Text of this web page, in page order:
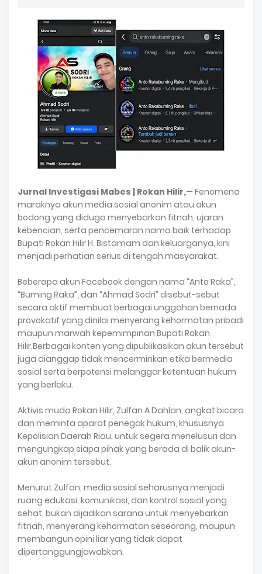
Jurnal Investigasi Mabes | Rokan Hilir,— Fenomena
maraknya akun media sosial anonim atau akun
bodong yang diduga menyebarkan fitnah, ujaran
kebencian, serta pencemaran nama baik terhadap
Bupati Rokan Hilir H. Bistamam dan keluarganya, kini
menjadi perhatian serius di tengah masyarakat.
Beberapa akun Facebook dengan nama “Anto Raka”,
“Buming Raka”, dan “Ahmad Sodri” disebut-sebut
secara aktif membuat berbagai unggahan bernada
provokatif yang dinilai menyerang kehormatan pribadi
maupun marwah kepemimpinan Bupati Rokan
Hilir.Berbagai konten yang dipublikasikan akun tersebut
juga dianggap tidak mencerminkan etika bermedia
sosial serta berpotensi melanggar ketentuan hukum
yang berlaku.
Aktivis muda Rokan Hilir, Zulfan A Dahlan, angkat bicara
dan meminta aparat penegak hukum, khususnya
Kepolisian Daerah Riau, untuk segera menelusuri dan
mengungkap siapa pihak yang berada di balik akun-
akun anonim tersebut.
Menurut Zulfan, media sosial seharusnya menjadi
ruang edukasi, komunikasi, dan kontrol sosial yang
sehat, bukan dijadikan sarana untuk menyebarkan
fitnah, menyerang kehormatan seseorang, maupun
membangun opini liar yang tidak dapat
dipertanggungjawabkan.